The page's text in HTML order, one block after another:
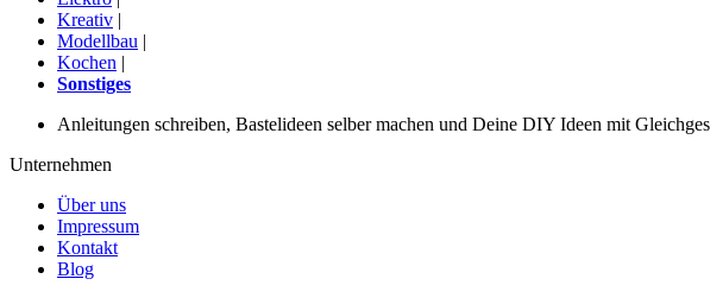
Kreativ |
Modellbau |
Kochen |
Sonstiges
Anleitungen schreiben, Bastelideen selber machen und Deine DIY Ideen mit
Unternehmen
Über uns
Impressum
Kontakt
Blog